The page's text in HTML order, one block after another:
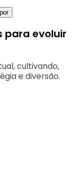
para evoluir
cultivando,
e diversão.